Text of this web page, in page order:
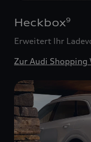
Heckbox9
Erweitert Ihr
Zur Audi Shopping